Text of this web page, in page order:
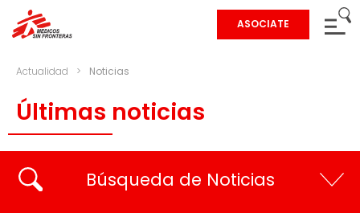
ASOCIATE
Actualidad > Noticias
Últimas noticias
Búsqueda de Noticias